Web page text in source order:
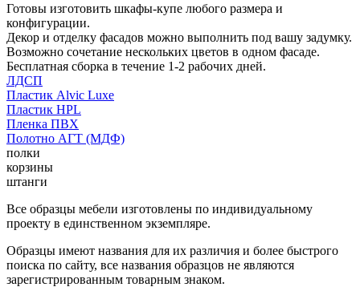
Готовы изготовить шкафы-купе любого размера и
конфигурации.
Декор и отделку фасадов можно выполнить под вашу задумку.
Возможно сочетание нескольких цветов в одном фасаде.
Бесплатная сборка в течение 1-2 рабочих дней.
ЛДСП
Пластик Alvic Luxe
Пластик HPL
Пленка ПВХ
Полотно АГТ (МДФ)
полки
корзины
штанги
Все образцы мебели изготовлены по индивидуальному
проекту в единственном экземпляре.
Образцы имеют названия для их различия и более быстрого
поиска по сайту, все названия образцов не являются
зарегистрированным товарным знаком.